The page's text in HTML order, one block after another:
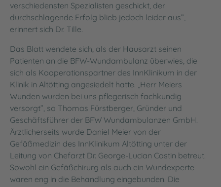
verschiedensten Spezialisten geschickt, der
durchschlagende Erfolg blieb jedoch leider aus”,
erinnert sich Dr. Tille.
Das Blatt wendete sich, als der Hausarzt seinen
Patienten an die BFW-Wundambulanz überwies, die
sich als Kooperationspartner des InnKlinikum in der
Klinik in Altötting angesiedelt hatte. „Herr Meiers
Wunden wurden bei uns pflegerisch fachkundig
versorgt”, so Thomas Fürstberger, Gründer und
Geschäftsführer der BFW Wundambulanzen GmbH.
Ärztlicherseits wurde Daniel Meier von der
Gefäßmedizin des InnKlinikum Altötting unter der
Leitung von Chefarzt Dr. George-Lucian Costin betreut.
Sowohl ein Gefäßchirurg als auch ein Wundexperte
waren eng in die Behandlung eingebunden. Die